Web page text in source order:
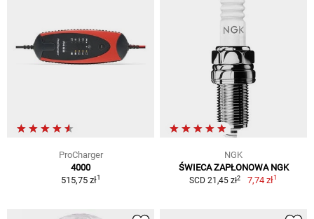
ProCharger
4000
515,75 zł1
NGK
ŚWIECA ZAPŁONOWA NGK
SCD 21,45 zł2 7,74 zł1